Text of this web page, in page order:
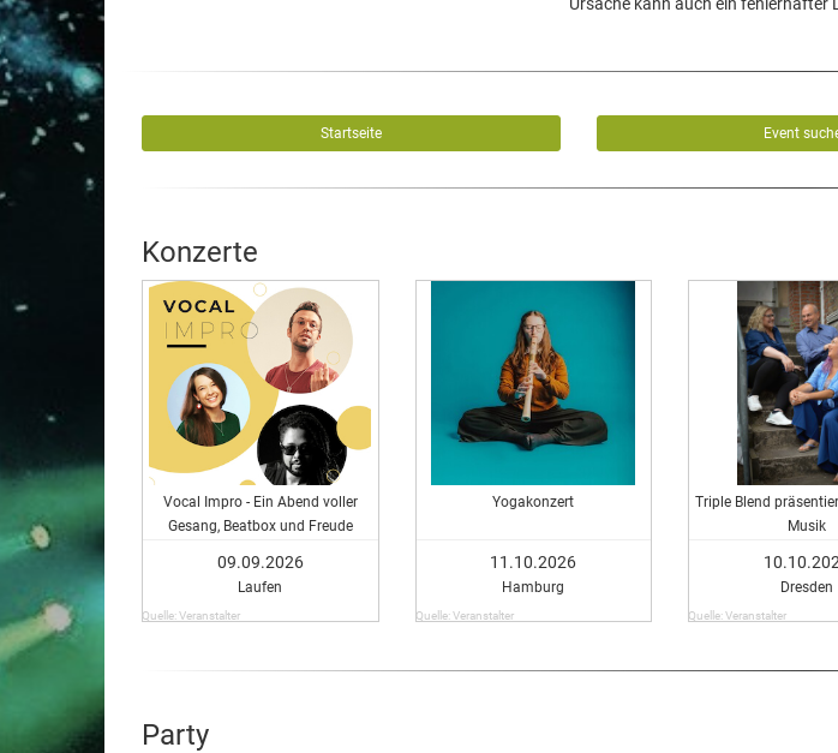
Startseite Event
Konzerte
Vocal Impro - Ein Abend voller
Gesang, Beatbox und Freude
09.09.2026
Laufen
Quelle: Veranstalter
Yogakonzert
11.10.2026
Hamburg
Quelle: Veranstalter
Triple Blend
Musik
Dresden
Quelle: Veranstalter
Party